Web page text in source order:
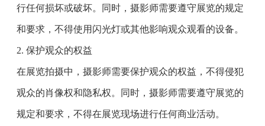
行任何损坏或破坏。同时，摄影师需要遵守展览的规定
和要求，不得使用闪光灯或其他影响观众观看的设备。
2. 保护观众的权益
在展览拍摄中，摄影师需要保护观众的权益，不得侵犯
观众的肖像权和隐私权。同时，摄影师需要遵守展览的
规定和要求，不得在展览现场进行任何商业活动。